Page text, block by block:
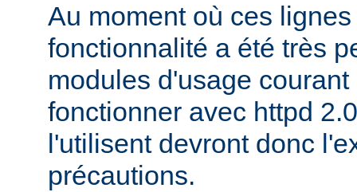
Au moment où ces
fonctionnalité a été très
modules d'usage
fonctionner avec httpd
l'utilisent devront donc
précautions.